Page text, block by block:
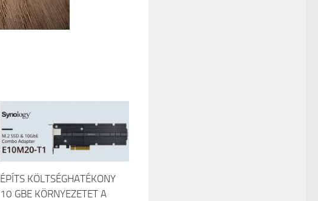
ÉPÍTS KÖLTSÉGHATÉKONY
10 GBE KÖRNYEZETET A